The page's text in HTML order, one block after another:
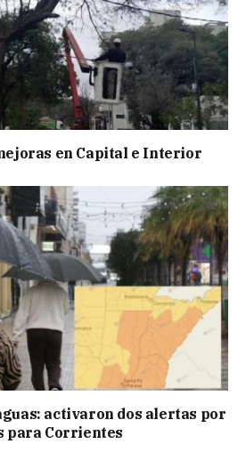
en Capital e Interior
activaron dos alertas por
para Corrientes